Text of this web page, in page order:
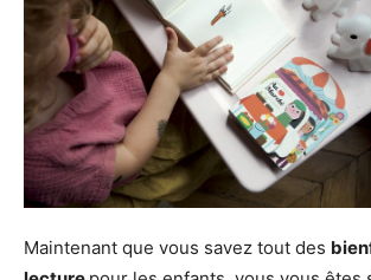
Maintenant que vous savez tout des